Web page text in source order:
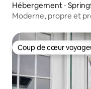
Hébergement ⋅
Moderne, propre et
Coup de cœur
Coup de cœur